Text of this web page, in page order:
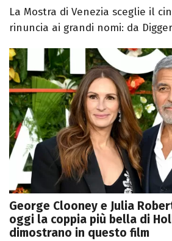
La Mostra di Venezia sceglie il
rinuncia ai grandi nomi: da
George Clooney e Julia
oggi la coppia più bella di
dimostrano in questo film